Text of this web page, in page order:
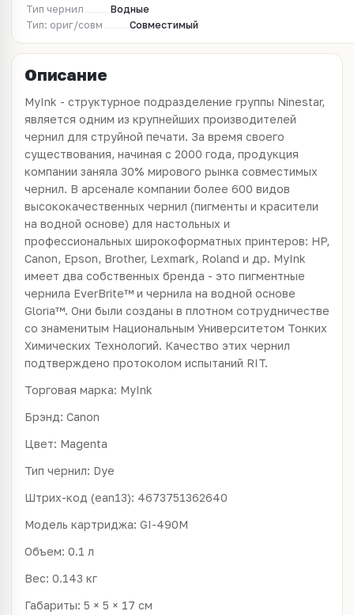
Тип чернил
Водные
Тип: ориг/совм
Совместимый
Описание
MyInk - структурное подразделение группы Ninestar,
является одним из крупнейших производителей
чернил для струйной печати. За время своего
существования, начиная с 2000 года, продукция
компании заняла 30% мирового рынка совместимых
чернил. В арсенале компании более 600 видов
высококачественных чернил (пигменты и красители
на водной основе) для настольных и
профессиональных широкоформатных принтеров: HP,
Canon, Epson, Brother, Lexmark, Roland и др. MyInk
имеет два собственных бренда - это пигментные
чернила EverBrite™ и чернила на водной основе
Gloria™. Они были созданы в плотном сотрудничестве
со знаменитым Национальным Университетом Тонких
Химических Технологий. Качество этих чернил
подтверждено протоколом испытаний RIT.
Торговая марка: MyInk
Брэнд: Canon
Цвет: Magenta
Тип чернил: Dye
Штрих-код (ean13): 4673751362640
Модель картриджа: GI-490M
Объем: 0.1 л
Вес: 0.143 кг
Габариты: 5 × 5 × 17 см